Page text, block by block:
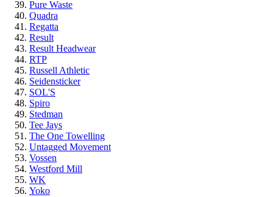
Pure Waste
Quadra
Regatta
Result
Result Headwear
RTP
Russell Athletic
Seidensticker
SOL'S
Spiro
Stedman
Tee Jays
The One Towelling
Untagged Movement
Vossen
Westford Mill
WK
Yoko